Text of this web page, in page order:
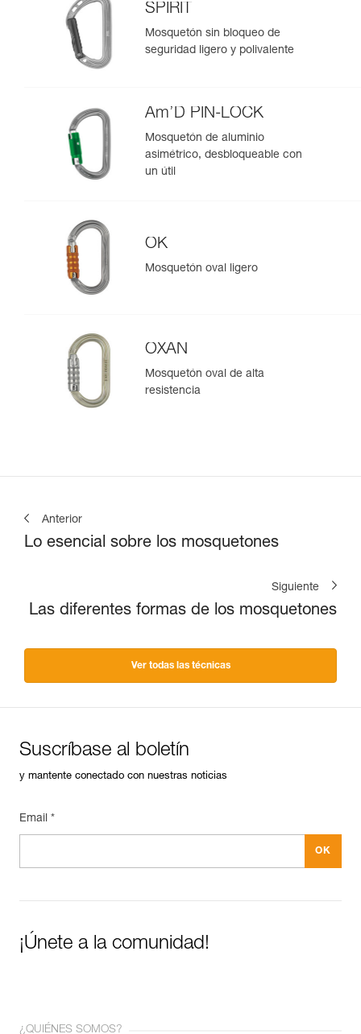
SPIRIT
Mosquetón sin bloqueo de
seguridad ligero y polivalente
Am’D PIN-LOCK
Mosquetón de aluminio
asimétrico, desbloqueable con
un útil
OK
Mosquetón oval ligero
OXAN
Mosquetón oval de alta
resistencia
Anterior
Lo esencial sobre los mosquetones
Siguiente
Las diferentes formas de los mosquetones
Ver todas las técnicas
Suscríbase al boletín
y mantente conectado con nuestras noticias
Email *
¡Únete a la comunidad!
¿QUIÉNES SOMOS?